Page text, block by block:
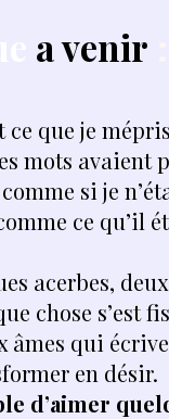
que je
mots avaient
si je
ce qu’il
acerbes,
chose s’est
âmes qui
en désir.
d’aimer
a venir